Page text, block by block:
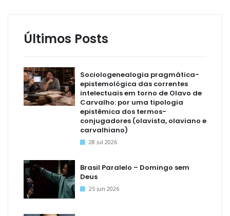
Últimos Posts
Sociologenealogia pragmática-
epistemológica das correntes
intelectuais em torno de Olavo de
Carvalho: por uma tipologia
epistêmica dos termos-
conjugadores (olavista, olaviano e
carvalhiano)
28 jul 2026
Brasil Paralelo – Domingo sem
Deus
25 jun 2026